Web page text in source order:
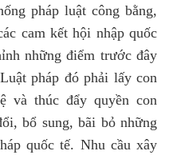
pháp luật công bằng,
cam kết hội nhập quốc
những điểm trước đây
pháp đó phải lấy con
và thúc đẩy quyền con
bổ sung, bãi bỏ những
quốc tế. Nhu cầu xây